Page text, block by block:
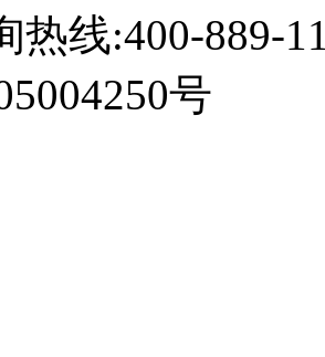
热线:400-889-
号